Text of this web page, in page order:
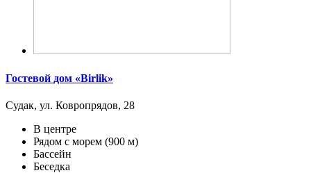
Гостевой дом «Birlik»
Судак, ул. Ковропрядов, 28
В центре
Рядом с морем (900 м)
Бассейн
Беседка